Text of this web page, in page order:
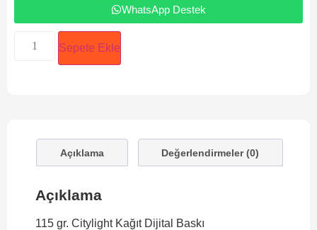
WhatsApp Destek
Sepete Ekle
Açıklama Değerlendirmeler (0)
Açıklama
115 gr. Citylight Kağıt Dijital Baskı